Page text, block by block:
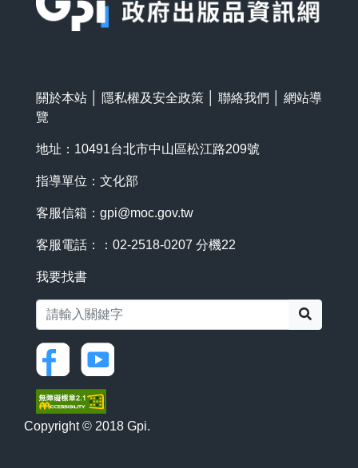
關於本站 隱私權及安全政策 聯絡我們
網站導
覽
地址：10491台北市中山區松江路209號
指導單位：文化部
客服信箱： gpi@moc.gov.tw
客服電話：：02-2518-0207 分機22
我要找書
Copyright © 2018 Gpi.